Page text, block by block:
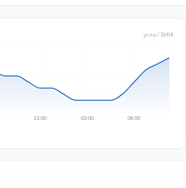
yr.no / SMHI
22:00 02:00 06:00